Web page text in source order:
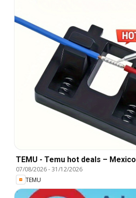
TEMU - Temu hot deals – Mexico
07/08/2026-31/12/2026
TEMU